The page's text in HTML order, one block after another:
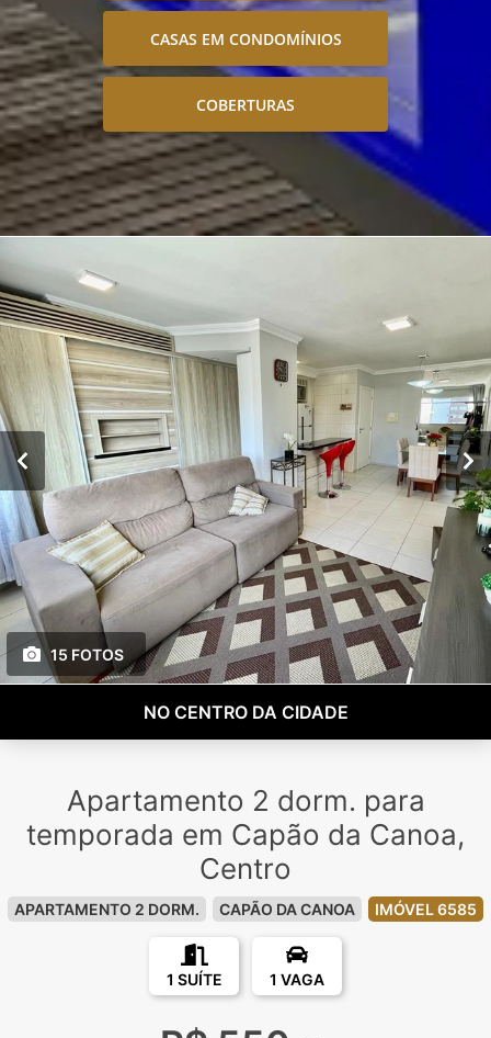
CASAS EM CONDOMÍNIOS
COBERTURAS
15 FOTOS
NO CENTRO DA CIDADE
Apartamento 2 dorm. para
temporada em Capão da Canoa,
Centro
APARTAMENTO 2 DORM. CAPÃO DA CANOA IMÓVEL 6585
1 SUÍTE 1 VAGA